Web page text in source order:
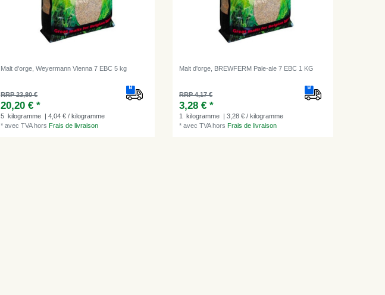
Malt d'orge, Weyermann Vienna 7 EBC 5 kg
RRP 23,80 €
20,20 € *
5 kilogramme | 4,04 € / kilogramme
*avec TVAhorsFrais de livraison
Malt d'orge, BREWFERM Pale-ale 7 EBC 1 KG
RRP 4,17 €
3,28 € *
1 kilogramme | 3,28 € / kilogramme
*avec TVAhorsFrais de livraison